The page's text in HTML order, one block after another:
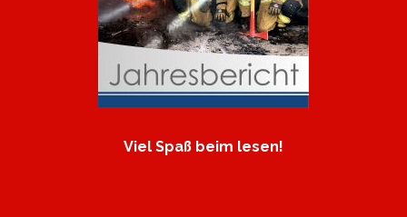
Viel Spaß beim lesen!